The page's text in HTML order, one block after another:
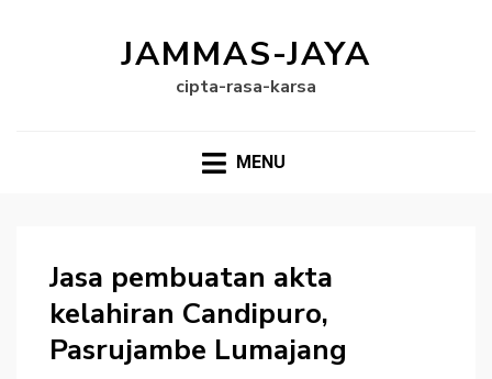
JAMMAS-JAYA
cipta-rasa-karsa
MENU
Jasa pembuatan akta
kelahiran Candipuro,
Pasrujambe Lumajang